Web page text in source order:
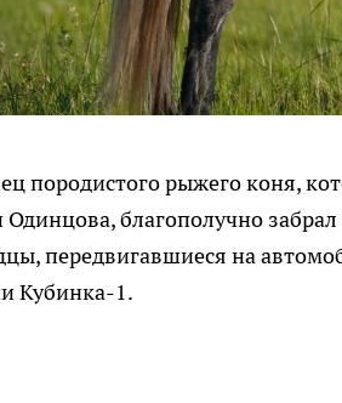
породистого рыжего коня,
Одинцова, благополучно
передвигавшиеся на
Кубинка-1.